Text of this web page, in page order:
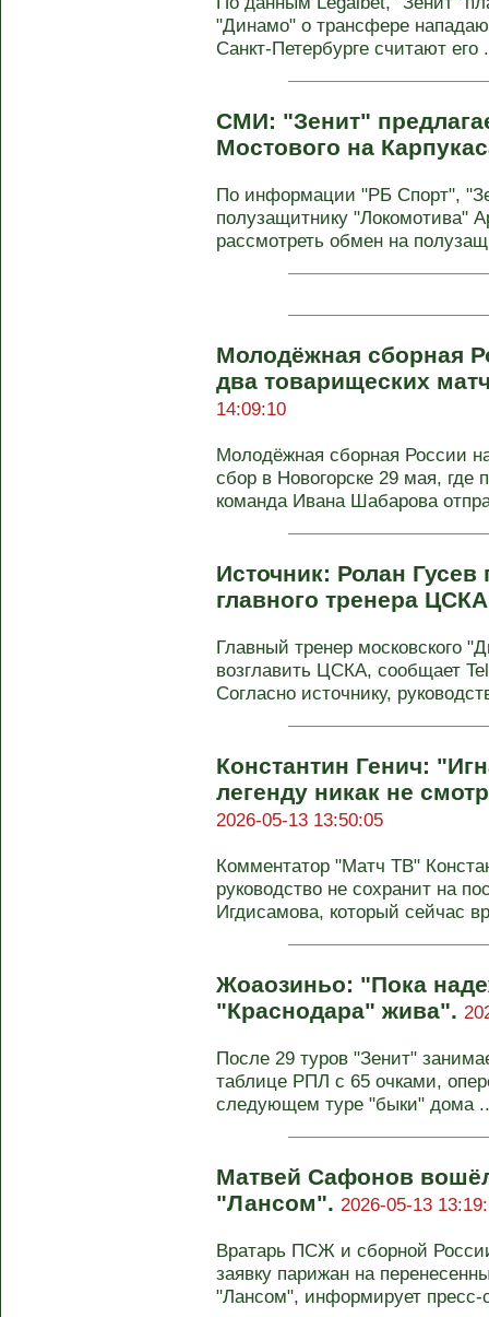
"Динамо" о трансфере
Санкт-Петербурге считают его
СМИ: "Зенит"
Мостового на
По информации "РБ Спорт",
полузащитнику "Локомотива"
рассмотреть обмен на
Молодёжная сборная
два товарищеских
14:09:10
Молодёжная сборная России
сбор в Новогорске 29 мая, где
команда Ивана Шабарова
Источник: Ролан Гусев
главного тренера
Главный тренер московского
возглавить ЦСКА, сообщает
Согласно источнику,
Константин Генич:
легенду никак не
2026-05-13 13:50:05
Комментатор "Матч ТВ"
руководство не сохранит на
Игдисамова, который сейчас
Жоаозиньо: "Пока
"Краснодара" жива".
После 29 туров "Зенит"
таблице РПЛ с 65 очками,
следующем туре "быки" дома
Матвей Сафонов
"Лансом". 2026-05-13
Вратарь ПСЖ и сборной
заявку парижан на
"Лансом", информирует пресс-